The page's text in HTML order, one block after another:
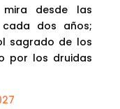
desde las
dos años;
sagrado de los
por los druidas